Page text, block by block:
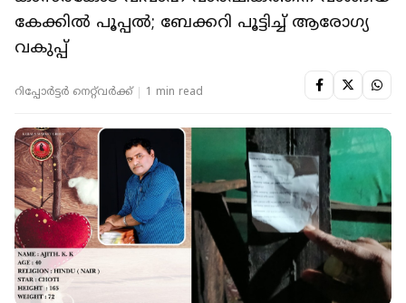
കേക്കില്‍ പൂപ്പല്‍; ബേക്കറി പൂട്ടിച്ച് ആരോഗ്യ
വകുപ്പ്
റിപ്പോർട്ടർ നെറ്റ്‌വര്‍ക്ക്‌ 1 min read